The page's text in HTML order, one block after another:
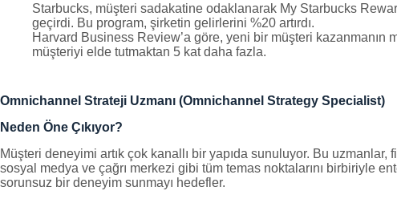
Starbucks, müşteri sadakatine odaklanarak My Starbucks
geçirdi. Bu program, şirketin gelirlerini %20 artırdı.
Harvard Business Review’a göre, yeni bir müşteri kazanmanın
müşteriyi elde tutmaktan 5 kat daha fazla.
Omnichannel Strateji Uzmanı (Omnichannel Strategy Specialist)
Neden Öne Çıkıyor?
Müşteri deneyimi artık çok kanallı bir yapıda sunuluyor. Bu uzmanlar,
sosyal medya ve çağrı merkezi gibi tüm temas noktalarını birbiriyle
sorunsuz bir deneyim sunmayı hedefler.